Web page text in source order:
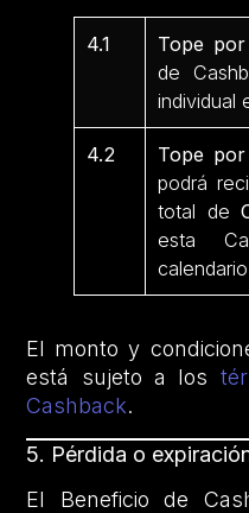
4.1 Tope por
de
individual
4.2 Tope
podrá
total de
esta
El monto y
está sujeto a los
Cashback.
5. Pérdida o
El Beneficio de